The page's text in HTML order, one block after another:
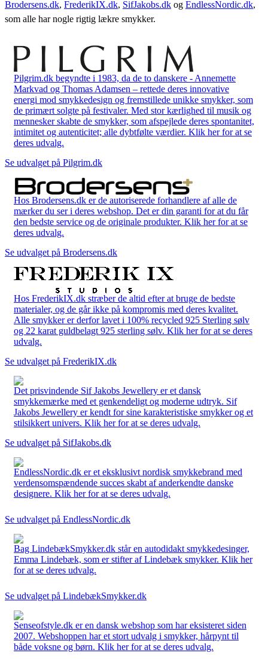
Brodersens.dk, FrederikIX.dk, SifJakobs.dk og EndlessNordic.dk,
som alle har nogle rigtig lækre smykker.
Pilgrim.dk begyndte i 1983, da de to danskere - Annemette
Markvad og Thomas Adamsen – rettede deres innovative
energi mod smykkedesign og fremstillede unikke smykker, som
de primært solgte på festivaler. Med stor kærlighed til musik og
mennesker skabte de smykker, som afspejlede deres spontanitet,
intimitet og autenticitet; alle dybtfølte værdier. Klik her for at se
deres udvalg.
Se udvalget på Pilgrim.dk
Hos Brodersens.dk er de autoriserede forhandlere af alle de
mærker du ser i deres webshop. Det er din garanti for at du får
den bedste service og de originale produkter. Klik her for at se
deres udvalg.
Se udvalget på Brodersens.dk
Hos FrederikIX.dk stræber de altid efter at bruge de bedste
materialer, og de går ikke på kompromis med deres kvalitet.
Alle smykker er derfor lavet i 100% recycled 925 Sterling sølv
og 22 karat guldbelagt 925 sterling sølv. Klik her for at se deres
udvalg.
Se udvalget på FrederikIX.dk
Det prisvindende Sif Jakobs Jewellery er et dansk
smykkemærke med et genkendeligt og moderne udtryk. Sif
Jakobs Jewellery er kendt for sine karakteristiske smykker og et
stilsikkert univers. Klik her for at se deres udvalg.
Se udvalget på SifJakobs.dk
EndlessNordic.dk er et eksklusivt nordisk smykkebrand med
verdensomspændende succes skabt af anderkendte danske
designere. Klik her for at se deres udvalg.
Se udvalget på EndlessNordic.dk
Bag LindebækSmykker.dk står en autodidakt smykkedesinger,
Emma Lindebæk, som er stifter af Lindebæk smykker. Klik her
for at se deres udvalg.
Se udvalget på LindebækSmykker.dk
Senseofstyle.dk er en dansk webshop som har eksisteret siden
2007. Webshoppen har et stort udvalg i smykker, hårpynt til
både voksne og børn. Klik her for at se deres udvalg.